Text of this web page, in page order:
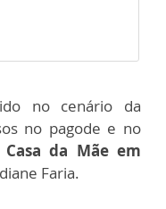
no cenário da
no pagode e no
da Mãe em
Faria.